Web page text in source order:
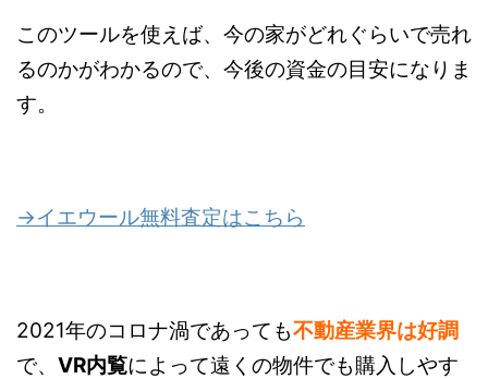
このツールを使えば、今の家がどれぐらいで売れ
るのかがわかるので、今後の資金の目安になりま
す。
→イエウール無料査定はこちら
2021年のコロナ渦であっても不動産業界は好調
で、 VR内覧によって遠くの物件でも購入しやす